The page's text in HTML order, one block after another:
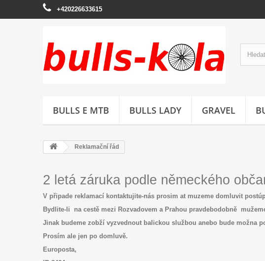
+420226633615
BULLS E MTB BULLS LADY GRAVEL
Reklamační řád
2 letá záruka podle německého
V připade reklamací kontaktujite-nás prosim at muzeme domluvit
Bydlite-li na cestě mezi Rozvadovem a Prahou pravdebodobně muž
Jinak budeme zobží vyzvednout balickou služ bou anebo bude možna
Prosím ale jen po domluvě.
Europosta,